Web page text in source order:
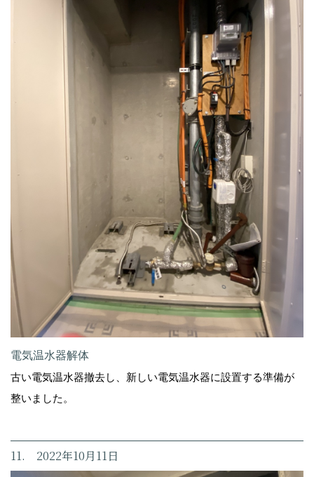
電気温水器解体
古い電気温水器撤去し、新しい電気温水器に設置する準備が
整いました。
11. 2022年10月11日